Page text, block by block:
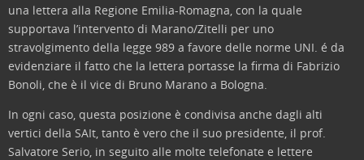
una lettera alla Regione Emilia-Romagna, con la quale
supportava l’intervento di Marano/Zitelli per uno
stravolgimento della legge 989 a favore delle norme UNI. é da
evidenziare il fatto che la lettera portasse la firma di Fabrizio
Bonoli, che è il vice di Bruno Marano a Bologna.
In ogni caso, questa posizione è condivisa anche dagli alti
vertici della SAIt, tanto è vero che il suo presidente, il prof.
Salvatore Serio, in seguito alle molte telefonate e lettere